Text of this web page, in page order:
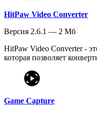
HitPaw Video Converter
Версия 2.6.1 — 2 Мб
HitPaw Video Converter -
которая позволяет
Game Capture